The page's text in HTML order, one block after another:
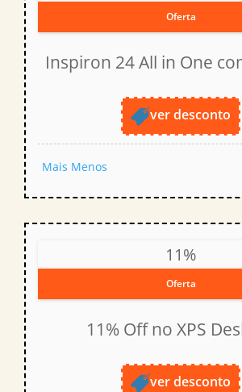
Oferta
Inspiron 24 All in One
ver desconto
Mais Menos
11%
Oferta
11% Off no XPS
ver desconto